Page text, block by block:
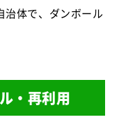
治体で、ダンボール
・再利用